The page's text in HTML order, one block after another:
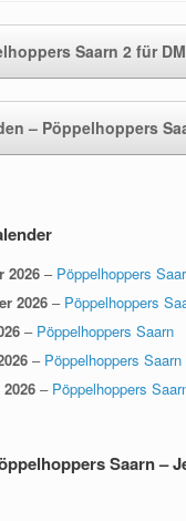
Saarn 2 für
– Pöppelhoppers
2026 – Pöppelhoppers
2026 – Pöppelhoppers
– Pöppelhoppers Saarn
– Pöppelhoppers Saarn
– Pöppelhoppers
Saarn –